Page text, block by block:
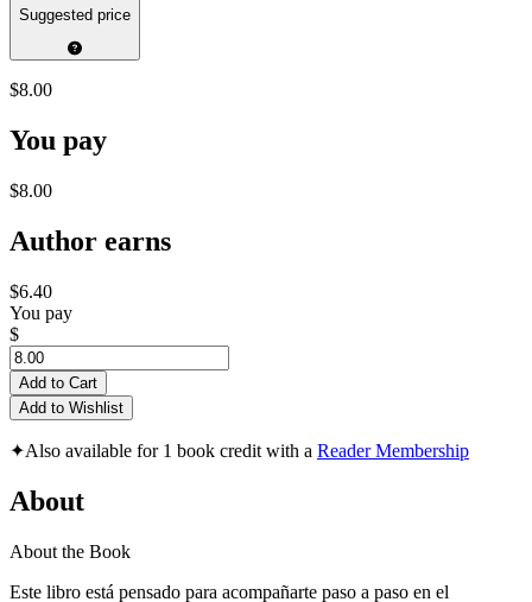
Suggested price
$8.00
You pay
$8.00
Author earns
$6.40
You pay
$
Add to Cart
Add to Wishlist
✦Also available for 1 book credit with a Reader Membership
About
About the Book
Este libro está pensado para acompañarte paso a paso en el